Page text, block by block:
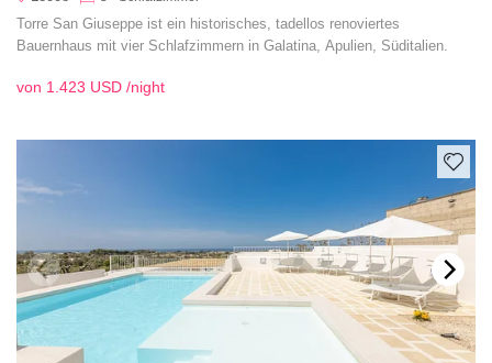
Torre San Giuseppe ist ein historisches, tadellos renoviertes
Bauernhaus mit vier Schlafzimmern in Galatina, Apulien, Süditalien.
von 1.423 USD /night